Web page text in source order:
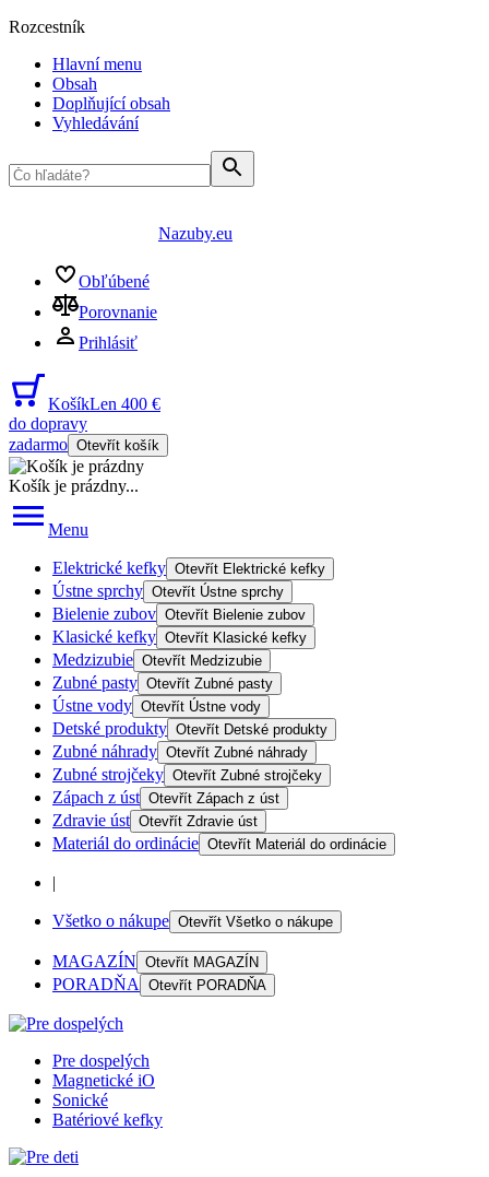
Rozcestník
Hlavní menu
Obsah
Doplňující obsah
Vyhledávání
Nazuby.eu
Obľúbené
Porovnanie
Prihlásiť
KošíkLen 400 €
do dopravy
zadarmo Otevřít košík
Košík je prázdny...
Menu
Elektrické kefky Otevřít Elektrické kefky
Ústne sprchy Otevřít Ústne sprchy
Bielenie zubov Otevřít Bielenie zubov
Klasické kefky Otevřít Klasické kefky
Medzizubie Otevřít Medzizubie
Zubné pasty Otevřít Zubné pasty
Ústne vody Otevřít Ústne vody
Detské produkty Otevřít Detské produkty
Zubné náhrady Otevřít Zubné náhrady
Zubné strojčeky Otevřít Zubné strojčeky
Zápach z úst Otevřít Zápach z úst
Zdravie úst Otevřít Zdravie úst
Materiál do ordinácie Otevřít Materiál do ordinácie
|
Všetko o nákupe Otevřít Všetko o nákupe
MAGAZÍN Otevřít MAGAZÍN
PORADŇA Otevřít PORADŇA
Pre dospelých
Magnetické iO
Sonické
Batériové kefky